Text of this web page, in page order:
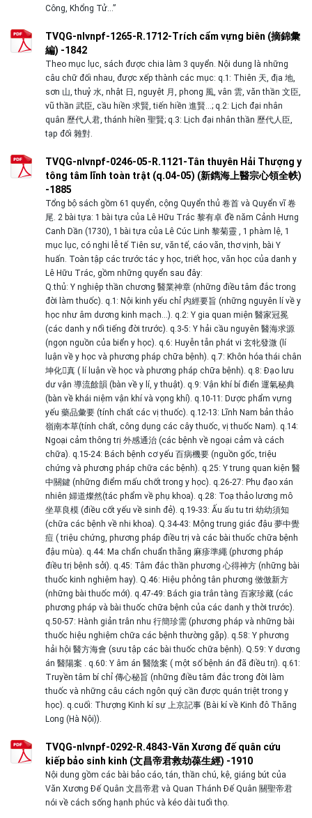
Công, Khổng Tử…”
TVQG-nlvnpf-1265-R.1712-Trích cẩm vựng biên (摘錦彙
編) -1842
Theo mục lục, sách được chia làm 3 quyển. Nội dung là những
câu chữ đối nhau, được xếp thành các mục: q.1: Thiên 天, địa 地,
sơn 山, thuỷ 水, nhật 日, nguyệt 月, phong 風, vân 雲, văn thần 文臣,
vũ thần 武臣, cầu hiền 求賢, tiến hiền 進賢…; q.2: Lịch đại nhân
quân 歷代人君, thánh hiền 聖賢; q.3: Lịch đại nhân thần 歷代人臣,
tạp đối 雜對.
TVQG-nlvnpf-0246-05-R.1121-Tân thuyên Hải Thượng y
tông tâm lĩnh toàn trật (q.04-05) (新鐫海上醫宗心領全帙)
-1885
Tổng bộ sách gồm 61 quyển, cộng Quyển thủ 卷首 và Quyển vĩ 卷
尾. 2 bài tựa: 1 bài tựa của Lê Hữu Trác 黎有卓 đề năm Cảnh Hưng
Canh Dần (1730), 1 bài tựa của Lê Cúc Linh 黎菊靈 , 1 phàm lệ, 1
mục lục, có nghi lễ tế Tiên sư, văn tế, cáo văn, thơ vịnh, bài Y
huấn. Toàn tập các trước tác y học, triết học, văn học của danh y
Lê Hữu Trác, gồm những quyển sau đây:
Q.thủ: Y nghiệp thần chương 醫業神章 (những điều tâm đắc trong
đời làm thuốc). q.1: Nội kinh yếu chỉ 内經要旨 (những nguyên lí về y
học như âm dương kinh mạch…). q.2: Y gia quan miện 醫家冠冕
(các danh y nổi tiếng đời trước). q.3-5: Y hải cầu nguyên 醫海求源
(ngọn nguồn của biển y học). q.6: Huyễn tẫn phát vi 玄牝發溦 (lí
luận về y học và phương pháp chữa bệnh). q.7: Khôn hóa thái chân
坤化񠈚真 ( lí luận về học và phương pháp chữa bệnh). q.8: Đạo lưu
dư vận 導流餘韻 (bàn về y lí, y thuật). q.9: Vận khí bí điển 運氣秘典
(bàn về khái niệm vận khí và vọng khí). q.10-11: Dược phẩm vựng
yếu 藥品彙要 (tính chất các vị thuốc). q.12-13: Lĩnh Nam bản thảo
嶺南本草(tính chất, công dụng các cây thuốc, vị thuốc Nam). q.14:
Ngoại cảm thông trị 外感通治 (các bệnh về ngoại cảm và cách
chữa). q.15-24: Bách bệnh cơ yếu 百病機要 (nguồn gốc, triệu
chứng và phương pháp chữa các bệnh). q.25: Y trung quan kiện 醫
中關鍵 (những điểm mấu chốt trong y học). q.26-27: Phụ đạo xán
nhiên 婦道燦然(tác phẩm về phụ khoa). q.28: Toạ thảo lương mô
坐草良模 (điều cốt yếu về sinh đẻ). q.19-33: Ấu ấu tu tri 幼幼須知
(chữa các bệnh về nhi khoa). Q.34-43: Mộng trung giác đậu 夢中覺
痘 ( triệu chứng, phương pháp điều trị và các bài thuốc chữa bệnh
đậu mùa). q.44: Ma chẩn chuẩn thằng 麻疹準繩 (phương pháp
điều trị bệnh sởi). q.45: Tâm đắc thần phương 心得神方 (những bài
thuốc kinh nghiệm hay). Q.46: Hiệu phỏng tân phương 傚倣新方
(những bài thuốc mới). q.47-49: Bách gia trân tàng 百家珍藏 (các
phương pháp và bài thuốc chữa bệnh của các danh y thời trước).
q.50-57: Hành giản trân nhu 行簡珍需 (phương pháp và những bài
thuốc hiệu nghiệm chữa các bệnh thường gặp). q.58: Y phương
hải hội 醫方海會 (sưu tập các bài thuốc chữa bệnh). Q.59: Y dương
án 醫陽案 . q.60: Y âm án 醫陰案 ( một số bệnh án đã điều trị). q.61:
Truyền tâm bí chỉ 傳心秘旨 (những điều tâm đắc trong đời làm
thuốc và những câu cách ngôn quý cần được quán triệt trong y
học). q.cuối: Thượng Kinh kí sự 上京記事 (Bài kí về Kinh đô Thăng
Long (Hà Nội)).
TVQG-nlvnpf-0292-R.4843-Văn Xương đế quân cứu
kiếp bảo sinh kinh (文昌帝君救劫葆生經) -1910
Nội dung gồm các bài bảo cáo, tán, thần chú, kệ, giáng bút của
Văn Xương Đế Quân 文昌帝君 và Quan Thánh Đế Quân 關聖帝君
nói về cách sống hạnh phúc và kéo dài tuổi thọ.